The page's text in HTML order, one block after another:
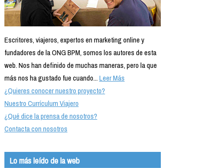
Escritores, viajeros, expertos en marketing online y
fundadores de la ONG BPM, somos los autores de esta
web. Nos han definido de muchas maneras, pero la que
más nos ha gustado fue cuando...Leer Más
¿Quieres conocer nuestro proyecto?
Nuestro Currículum Viajero
¿Qué dice la prensa de nosotros?
Contacta con nosotros
Lo más leído de la web